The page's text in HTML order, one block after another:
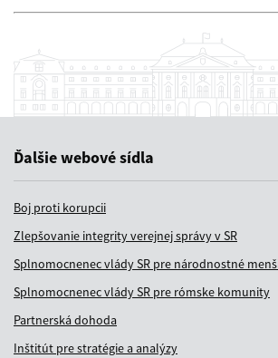
Ďalšie webové sídla
Boj proti korupcii
Zlepšovanie integrity verejnej správy v SR
Splnomocnenec vlády SR pre národnostné
Splnomocnenec vlády SR pre rómske komunity
Partnerská dohoda
Inštitút pre stratégie a analýzy